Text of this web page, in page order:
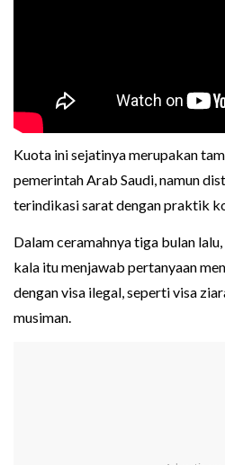
Kuota ini sejatinya merupakan
pemerintah Arab Saudi, namun
terindikasi sarat dengan praktik
Dalam ceramahnya tiga bulan
kala itu menjawab pertanyaan
dengan visa ilegal, seperti visa
musiman.